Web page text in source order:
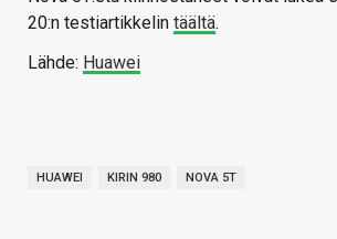
20:n testiartikkelin täältä.
Lähde: Huawei
HUAWEI KIRIN 980 NOVA 5T